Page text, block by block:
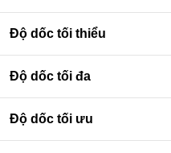
Độ dốc tối thiểu
Độ dốc tối đa
Độ dốc tối ưu